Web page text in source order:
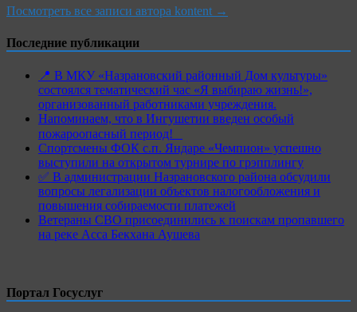
Посмотреть все записи автора kontent →
Последние публикации
📍 В МКУ «Назрановский районный Дом культуры»
состоялся тематический час «Я выбираю жизнь!»,
организованный работниками учреждения.
Напоминаем, что в Ингушетии введен особый
пожароопасный период!⁣⁣⠀
Спортсмены ФОК с.п. Яндаре «Чемпион» успешно
выступили на открытом турнире по грэпплингу
✅ В администрации Назрановского района обсудили
вопросы легализации объектов налогообложения и
повышения собираемости платежей
Ветераны СВО присоединились к поискам пропавшего
на реке Асса Бекхана Аушева
Портал Госуслуг